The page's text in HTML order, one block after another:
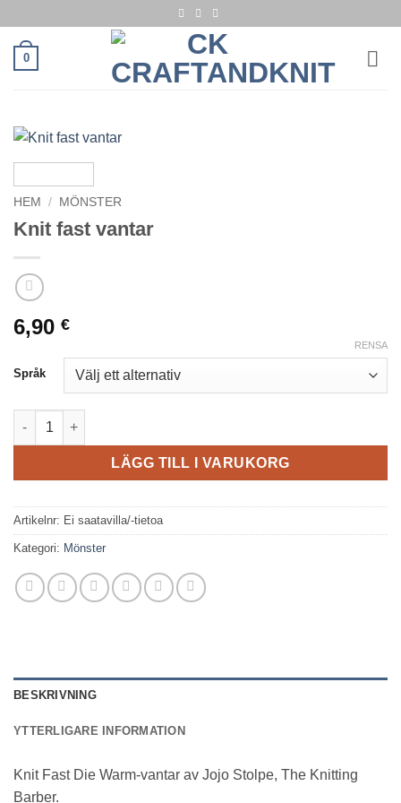
content
0
HEM / MÖNSTER
Knit fast vantar
6,90 €
Språk
RENSA
Knit fast vantar mängd
LÄGG TILL I VARUKORG
Artikelnr: Ei saatavilla/-tietoa
Kategori: Mönster
BESKRIVNING
YTTERLIGARE INFORMATION
Knit Fast Die Warm-vantar av Jojo Stolpe, The Knitting
Barber.